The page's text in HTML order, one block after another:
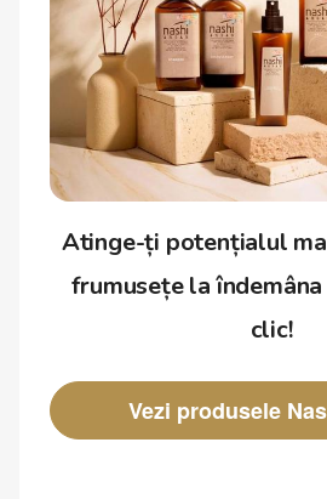
Atinge-ți potențialul
frumusețe la
clic!
Vezi produsele